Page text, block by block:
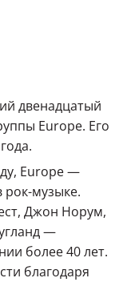
двенадцатый
Europe. Его
Europe —
рок-музыке.
Джон Норум,
—
более 40 лет.
благодаря